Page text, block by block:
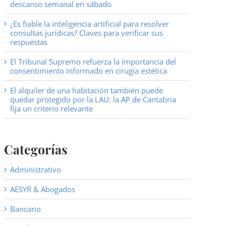
descanso semanal en sábado
¿Es fiable la inteligencia artificial para resolver
consultas jurídicas? Claves para verificar sus
respuestas
El Tribunal Supremo refuerza la importancia del
consentimiento informado en cirugía estética
El alquiler de una habitación también puede
quedar protegido por la LAU: la AP de Cantabria
fija un criterio relevante
Categorías
Administrativo
AESYR & Abogados
Bancario